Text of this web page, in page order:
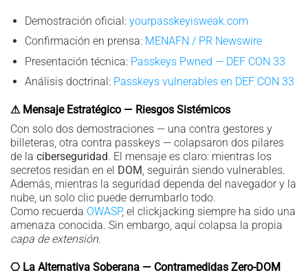
Demostración oficial: yourpasskeyisweak.com
Confirmación en prensa: MENAFN / PR Newswire
Presentación técnica: Passkeys Pwned — DEF CON 33
Análisis doctrinal: Passkeys vulnerables en DEF CON 33
⚠ Mensaje Estratégico — Riesgos Sistémicos
Con solo dos demostraciones — una contra gestores y
billeteras, otra contra passkeys — colapsaron dos pilares
de la ciberseguridad. El mensaje es claro: mientras los
secretos residan en el DOM, seguirán siendo vulnerables.
Además, mientras la seguridad dependa del navegador y la
nube, un solo clic puede derrumbarlo todo.
Como recuerda OWASP, el clickjacking siempre ha sido una
amenaza conocida. Sin embargo, aquí colapsa la propia
capa de extensión.
⎔ La Alternativa Soberana — Contramedidas Zero-DOM